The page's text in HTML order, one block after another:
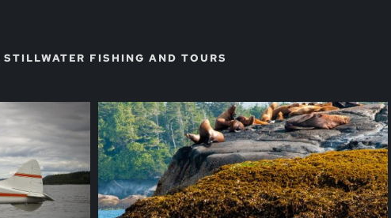
FISHING AND TOURS